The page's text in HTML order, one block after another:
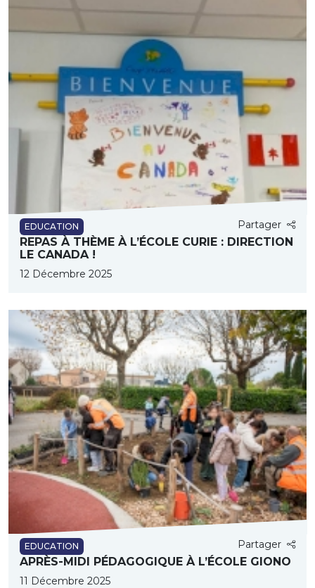
EDUCATION Partager
REPAS À THÈME À L’ÉCOLE CURIE : DIRECTION
LE CANADA !
12 Décembre 2025
EDUCATION Partager
APRÈS-MIDI PÉDAGOGIQUE À L’ÉCOLE GIONO
11 Décembre 2025